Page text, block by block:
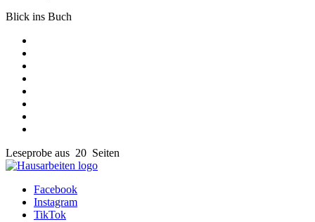
Blick ins Buch
Leseprobe aus 20 Seiten
Facebook
Instagram
TikTok